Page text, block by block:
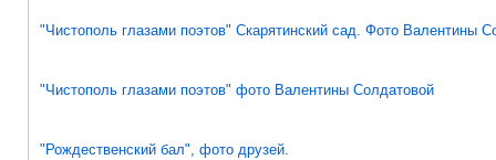
"Чистополь глазами поэтов" Скарятинский сад. Фото Валентины
"Чистополь глазами поэтов" фото Валентины Солдатовой
"Рождественский бал", фото друзей.